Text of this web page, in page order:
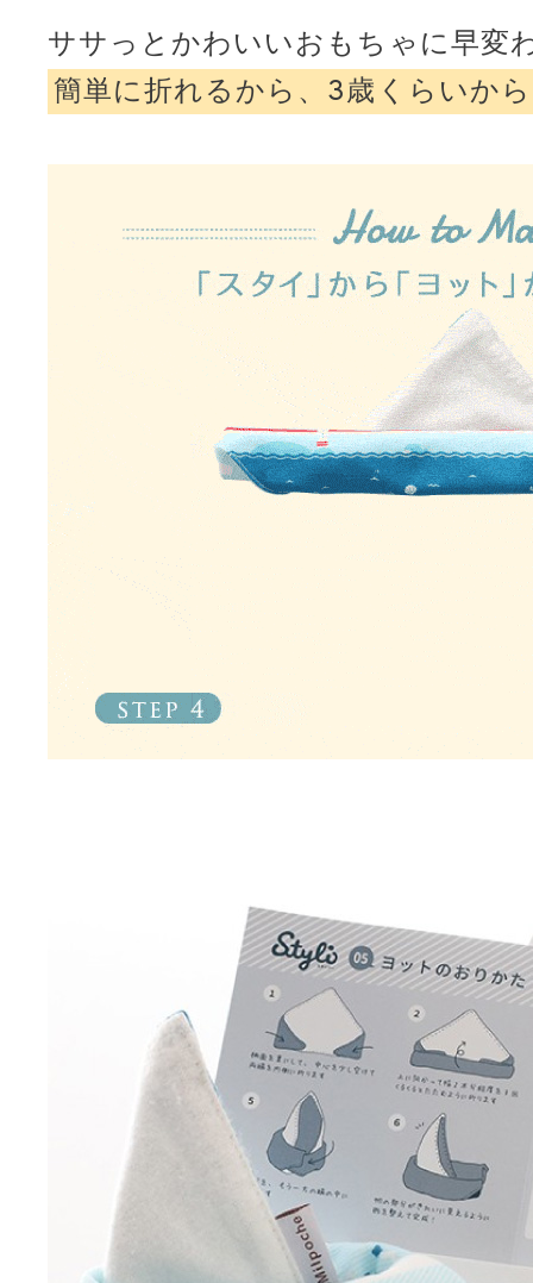
ササっとかわいいおもちゃに早変
簡単に折れるから、3歳くらいか